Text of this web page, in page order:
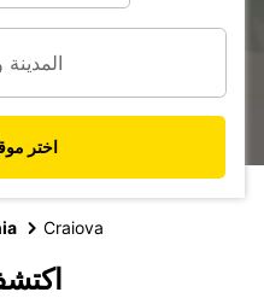
اختر
Craiova